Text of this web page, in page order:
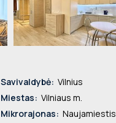
Savivaldybė: Vilnius
Miestas: Vilniaus m.
Mikrorajonas: Naujamiestis